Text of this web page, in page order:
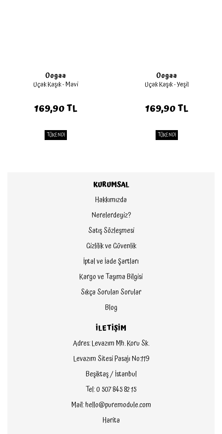
Oogaa
Uçak Kaşık - Mavi
169,90 TL
TÜKENDİ
Oogaa
Uçak Kaşık - Yeşil
169,90 TL
TÜKENDİ
KURUMSAL
Hakkımızda
Nerelerdeyiz?
Satış Sözleşmesi
Gizlilik ve Güvenlik
İptal ve İade Şartları
Kargo ve Taşıma Bilgisi
Sıkça Sorulan Sorular
Blog
İLETİŞİM
Adres: Levazım Mh. Koru Sk.
Levazım Sitesi Pasajı No:119
Beşiktaş / İstanbul
Tel: 0 507 845 82 15
Mail: hello@puremodule.com
Harita